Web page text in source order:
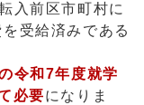
入前区市町村に
受給済みである
令和7年度就学
必要になりま